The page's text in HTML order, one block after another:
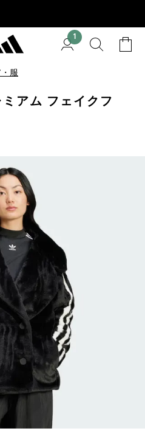
1
服
アム フェイクフ